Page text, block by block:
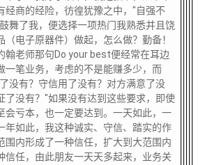
经商的经险，彷徨犹豫之中，"自强不
舞了我，便选择一项热门我熟悉并且饶
（电子原器件）做起，怎么做？勤备！
翰老师那句Do your best便经常在耳边
一笔业务，考虑的不是能赚多少，而
没有？守信用了没有？对方满意了没
了没有？"如果没有达到这些要求，即使
会亏本，也一定要达到。一天如此，一
年如此，我这种诚实、守信、踏实的作
围内形成了一种信任，扩大到大范围内
信任，由此朋友一天天多起来，业务关